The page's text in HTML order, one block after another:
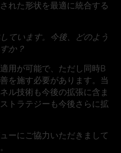
れた形状を最適に統合する
ています。今後、どのよう
か？
用が可能で、ただし同時B
を施す必要があります。当
ル技術も今後の拡張に含ま
トラテジーも今後さらに拡
ーにご協力いただきまして